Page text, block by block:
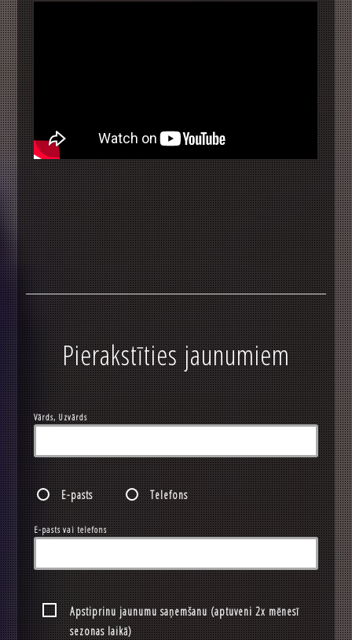
Pierakstīties jaunumiem
Vārds, Uzvārds
E-pasts Telefons
E-pasts vai telefons
Apstiprinu jaunumu saņemšanu (aptuveni 2x mēnesī
sezonas laikā)